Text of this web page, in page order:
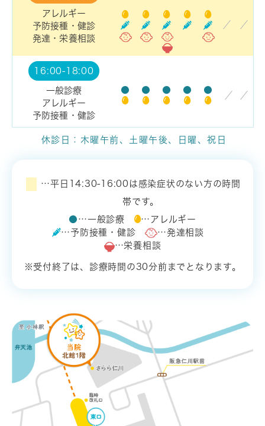
アレルギー
予防接種・健診
発達・栄養相談
／ ／
16:00-18:00
一般診療
アレルギー
予防接種・健診
● ● ● ● ●
／ ／
休診日：木曜午前、土曜午後、日曜、祝日
…平日14:30-16:00は感染症状のない方の時間
帯です。
● …一般診療
…アレルギー
…予防接種・健診
…発達相談
…栄養相談
※受付終了は、診療時間の30分前までとなります。